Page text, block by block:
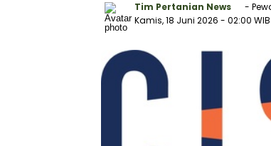
Tim Pertanian News
-
Kamis, 18 Juni 2026 - 02:00 WIB